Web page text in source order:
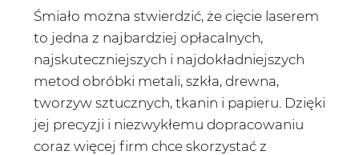
Śmiało można stwierdzić, że cięcie laserem
to jedna z najbardziej opłacalnych,
najskuteczniejszych i najdokładniejszych
metod obróbki metali, szkła, drewna,
tworzyw sztucznych, tkanin i papieru. Dzięki
jej precyzji i niezwykłemu dopracowaniu
coraz więcej firm chce skorzystać z